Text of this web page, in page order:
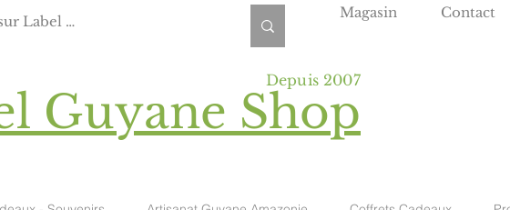
Magasin Contact
Guyane Shop
Depuis 2007